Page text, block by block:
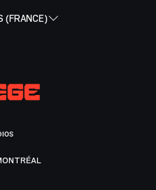
(FRANCE)